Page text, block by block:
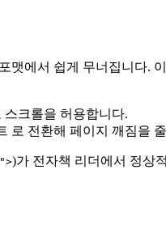
맷에서 쉽게 무너집니다.
스크롤을 허용합니다.
로 전환해 페이지 깨짐을
)가 전자책 리더에서 정상